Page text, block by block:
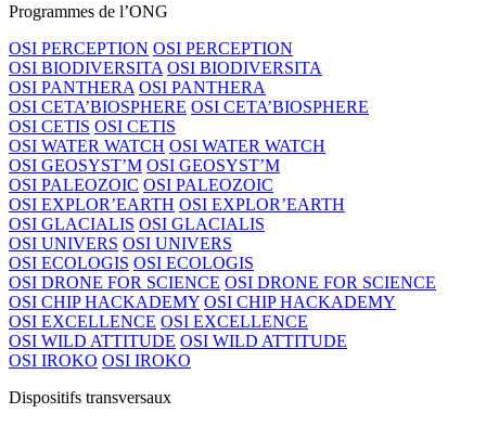
Programmes de l’ONG
OSI PERCEPTION OSI PERCEPTION
OSI BIODIVERSITA OSI BIODIVERSITA
OSI PANTHERA OSI PANTHERA
OSI CETA’BIOSPHERE OSI CETA’BIOSPHERE
OSI CETIS OSI CETIS
OSI WATER WATCH OSI WATER WATCH
OSI GEOSYST’M OSI GEOSYST’M
OSI PALEOZOIC OSI PALEOZOIC
OSI EXPLOR’EARTH OSI EXPLOR’EARTH
OSI GLACIALIS OSI GLACIALIS
OSI UNIVERS OSI UNIVERS
OSI ECOLOGIS OSI ECOLOGIS
OSI DRONE FOR SCIENCE OSI DRONE FOR SCIENCE
OSI CHIP HACKADEMY OSI CHIP HACKADEMY
OSI EXCELLENCE OSI EXCELLENCE
OSI WILD ATTITUDE OSI WILD ATTITUDE
OSI IROKO OSI IROKO
Dispositifs transversaux